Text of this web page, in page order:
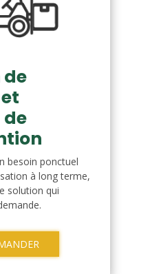
de
besoin ponctuel
à long terme,
solution qui